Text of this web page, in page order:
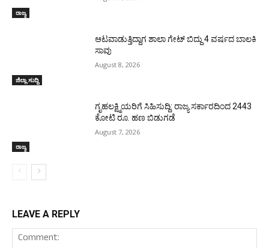
ರಾಜ್ಯ
ಜಿಲ್ಲಾ ಸುದ್ದಿ
ಆಟವಾಡುತ್ತಿದ್ದಾಗ ಶಾಲಾ ಗೇಟ್‌ ಬಿದ್ದು 4 ವರ್ಷದ ಬಾಲಕಿ
ಸಾವು
August 8, 2026
ರಾಜ್ಯ
ಗೃಹಲಕ್ಷ್ಮಿಯರಿಗೆ ಸಿಹಿಸುದ್ದಿ: ರಾಜ್ಯ ಸರ್ಕಾರದಿಂದ 2443
ಕೋಟಿ ರೂ. ಹಣ ಬಿಡುಗಡೆ
August 7, 2026
LEAVE A REPLY